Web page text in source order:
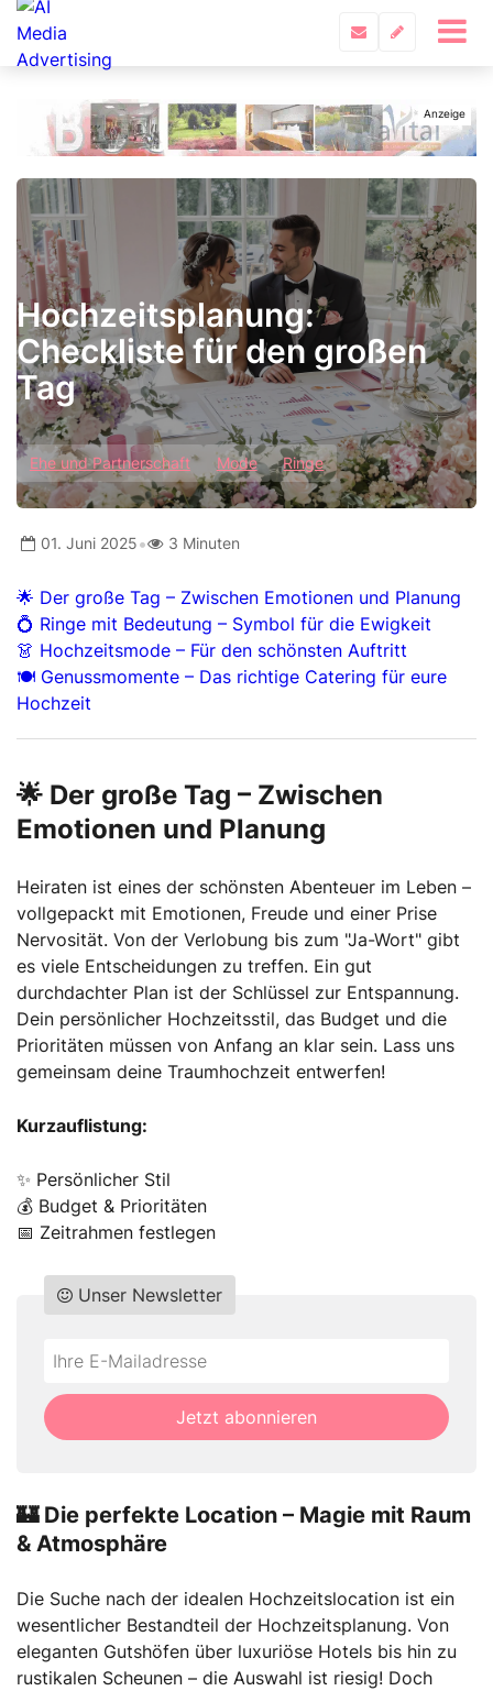
Hochzeitsplanung:
Checkliste für den großen
Tag
Ehe und Partnerschaft Mode Ringe
01. Juni 2025• 3 Minuten
🌟 Der große Tag – Zwischen Emotionen und Planung
💍 Ringe mit Bedeutung – Symbol für die Ewigkeit
👗 Hochzeitsmode – Für den schönsten Auftritt
🍽 Genussmomente – Das richtige Catering für eure
Hochzeit
🌟 Der große Tag – Zwischen
Emotionen und Planung
Heiraten ist eines der schönsten Abenteuer im Leben –
vollgepackt mit Emotionen, Freude und einer Prise
Nervosität. Von der Verlobung bis zum "Ja-Wort" gibt
es viele Entscheidungen zu treffen. Ein gut
durchdachter Plan ist der Schlüssel zur Entspannung.
Dein persönlicher Hochzeitsstil, das Budget und die
Prioritäten müssen von Anfang an klar sein. Lass uns
gemeinsam deine Traumhochzeit entwerfen!
Kurzauflistung:
✨ Persönlicher Stil
💰 Budget & Prioritäten
📅 Zeitrahmen festlegen
Do
fill
this
Unser Newsletter
*Ihre
Mailadresse:
Jetzt abonnieren
🏰 Die perfekte Location – Magie mit Raum
& Atmosphäre
Die Suche nach der idealen Hochzeitslocation ist ein
wesentlicher Bestandteil der Hochzeitsplanung. Von
eleganten Gutshöfen über luxuriöse Hotels bis hin zu
rustikalen Scheunen – die Auswahl ist riesig! Doch